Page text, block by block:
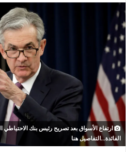
ارتفاع الأسواق بعد تصريح رئيس بنك الاحتياطي
الفائدة...التفاصيل هنا